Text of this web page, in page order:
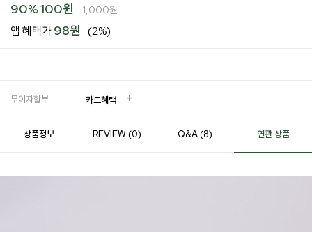
90%100원 1,000원
앱 혜택가98원 (2%)
무이자할부 카드혜택
상품정보 REVIEW (0) Q&A (8) 연관 상품